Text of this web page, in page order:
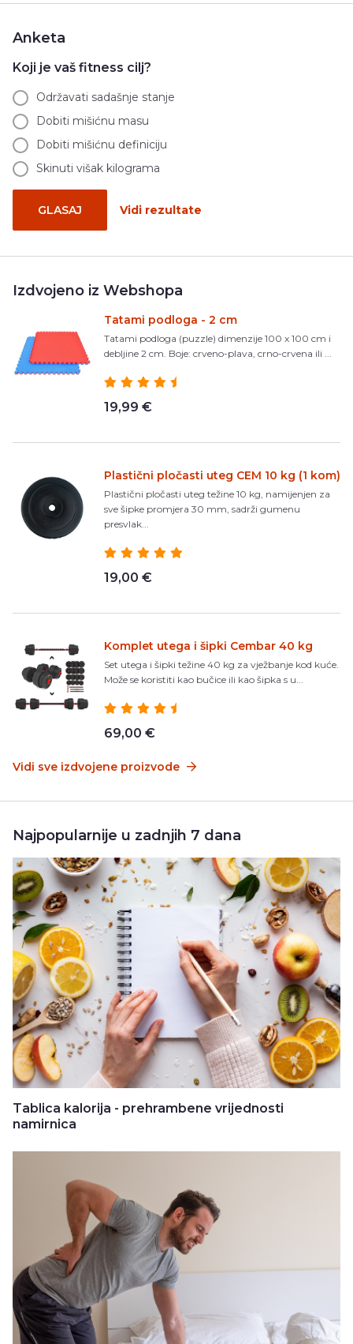
Anketa
Koji je vaš fitness cilj?
Održavati sadašnje stanje
Dobiti mišićnu masu
Dobiti mišićnu definiciju
Skinuti višak kilograma
GLASAJ Vidi rezultate
Izdvojeno iz Webshopa
Tatami podloga - 2 cm
Tatami podloga (puzzle) dimenzije 100 x 100 cm i
debljine 2 cm. Boje: crveno-plava, crno-crvena ili ...
19,99 €
Plastični pločasti uteg CEM 10 kg (1 kom)
Plastični pločasti uteg težine 10 kg, namijenjen za
sve šipke promjera 30 mm, sadrži gumenu
presvlak...
19,00 €
Komplet utega i šipki Cembar 40 kg
Set utega i šipki težine 40 kg za vježbanje kod kuće.
Može se koristiti kao bučice ili kao šipka s u...
69,00 €
Vidi sve izdvojene proizvode
Najpopularnije u zadnjih 7 dana
Tablica kalorija - prehrambene vrijednosti
namirnica